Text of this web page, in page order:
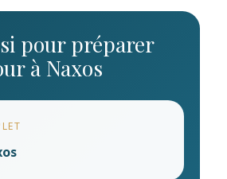
pour préparer
à Naxos